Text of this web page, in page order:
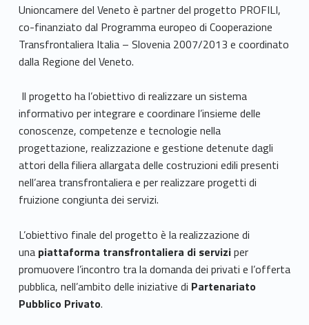
o
P
R
O
F
I
L
I
Unioncamere del Veneto è partner del progetto PROFILI,
co-finanziato dal Programma europeo di Cooperazione
Transfrontaliera Italia – Slovenia 2007/2013 e coordinato
dalla Regione del Veneto.
Il progetto ha l’obiettivo di realizzare un sistema
informativo per integrare e coordinare l’insieme delle
conoscenze, competenze e tecnologie nella
progettazione, realizzazione e gestione detenute dagli
attori dellafiliera allargata delle costruzioni edili presenti
nell’area transfrontaliera e per realizzare progetti di
fruizione congiunta dei servizi.
L’obiettivo finale del progetto è la realizzazione di
una piattaforma transfrontaliera di serviziper
promuovere l’incontro tra la domanda dei privati e l’offerta
pubblica, nell’ambito delle iniziative di Partenariato
Pubblico Privato.